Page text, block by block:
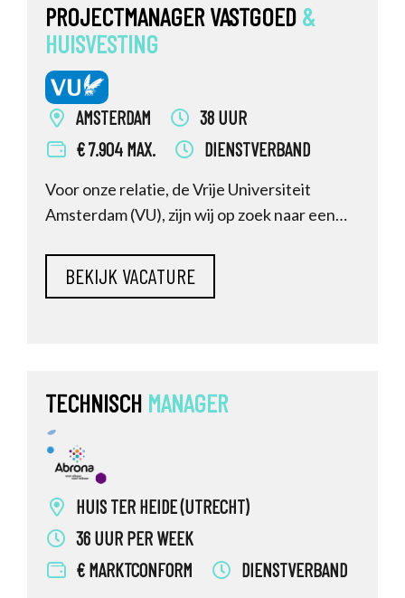
PROJECTMANAGER VASTGOED &
HUISVESTING
AMSTERDAM
38 UUR
€ 7.904 MAX.
DIENSTVERBAND
Voor onze relatie, de Vrije Universiteit
Amsterdam (VU), zijn wij op zoek naar een
deze functie ga je maatschappelijk impact
maken door het leiden van meerdere
TECHNISCH MANAGER
HUIS TER HEIDE (UTRECHT)
36 UUR PER WEEK
€ MARKTCONFORM
DIENSTVERBAND